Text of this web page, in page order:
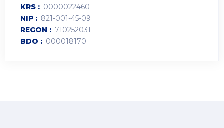
KRS
0000022460
NIP
821-001-45-09
REGON
710252031
BDO
000018170